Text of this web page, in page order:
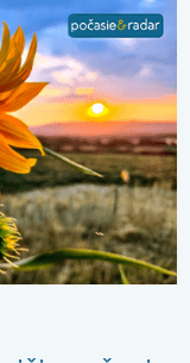
júl. . . sobota